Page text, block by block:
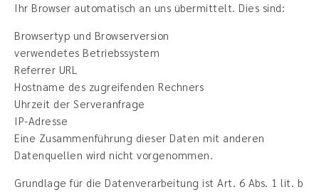
Ihr Browser automatisch an uns übermittelt. Dies sind:
Browsertyp und Browserversion
verwendetes Betriebssystem
Referrer URL
Hostname des zugreifenden Rechners
Uhrzeit der Serveranfrage
IP-Adresse
Eine Zusammenführung dieser Daten mit anderen
Datenquellen wird nicht vorgenommen.
Grundlage für die Datenverarbeitung ist Art. 6 Abs. 1 lit. b